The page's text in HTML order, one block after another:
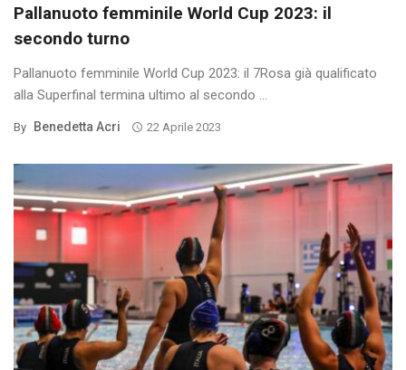
Pallanuoto femminile World Cup 2023: il
secondo turno
Pallanuoto femminile World Cup 2023: il 7Rosa già qualificato
alla Superfinal termina ultimo al secondo ...
By Benedetta Acri 22 Aprile 2023